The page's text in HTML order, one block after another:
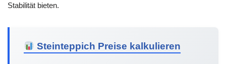
Stabilität bieten.
Steinteppich Preise kalkulieren